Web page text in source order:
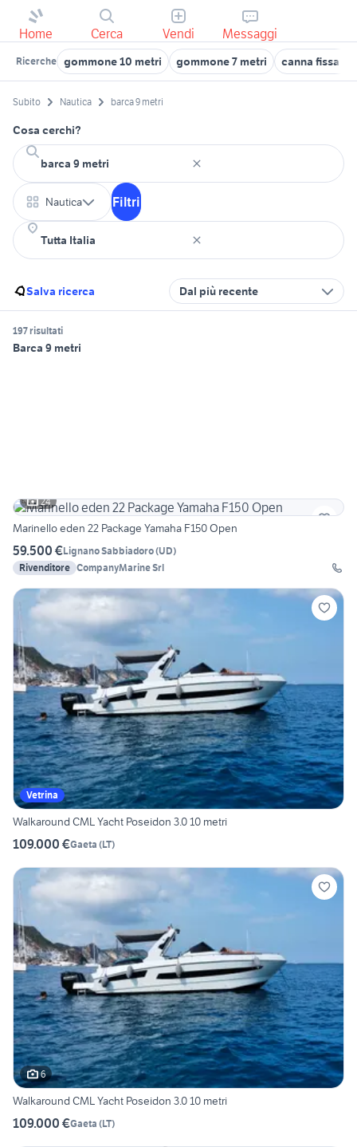
Home Cerca Vendi Messaggi
Ricerche gommone 10 metri gommone 7 metri canna fissa 9
Subito Nautica barca 9 metri
Cosa cerchi?
Nautica Filtri
Salva ricerca Dal più recente
197 risultati
Barca 9 metri
24
Marinello eden 22 Package Yamaha F150 Open
59.500 €Lignano Sabbiadoro(UD)
Rivenditore CompanyMarine Srl
Vetrina
Walkaround CML Yacht Poseidon 3.0 10 metri
109.000 €Gaeta (LT)
6
Walkaround CML Yacht Poseidon 3.0 10 metri
109.000 €Gaeta (LT)